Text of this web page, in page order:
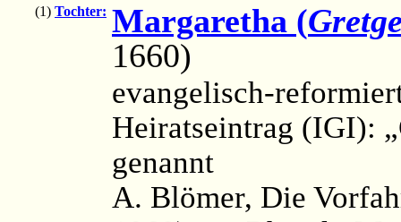
(1) Tochter: Margaretha (
1660)
evangelisch-
Heiratseintrag (IGI):
genannt
A. Blömer, Die